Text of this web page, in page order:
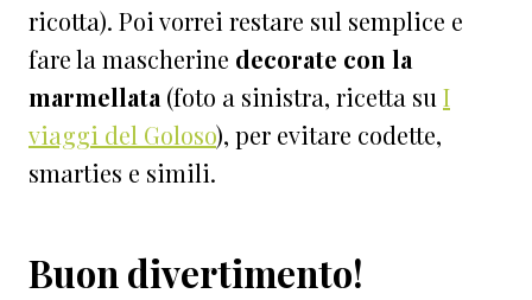
ricotta). Poi vorrei restare sul semplice e
fare la mascherine decorate con la
marmellata (foto a sinistra, ricetta su I
viaggi del Goloso), per evitare codette,
smarties e simili.
Buon divertimento!